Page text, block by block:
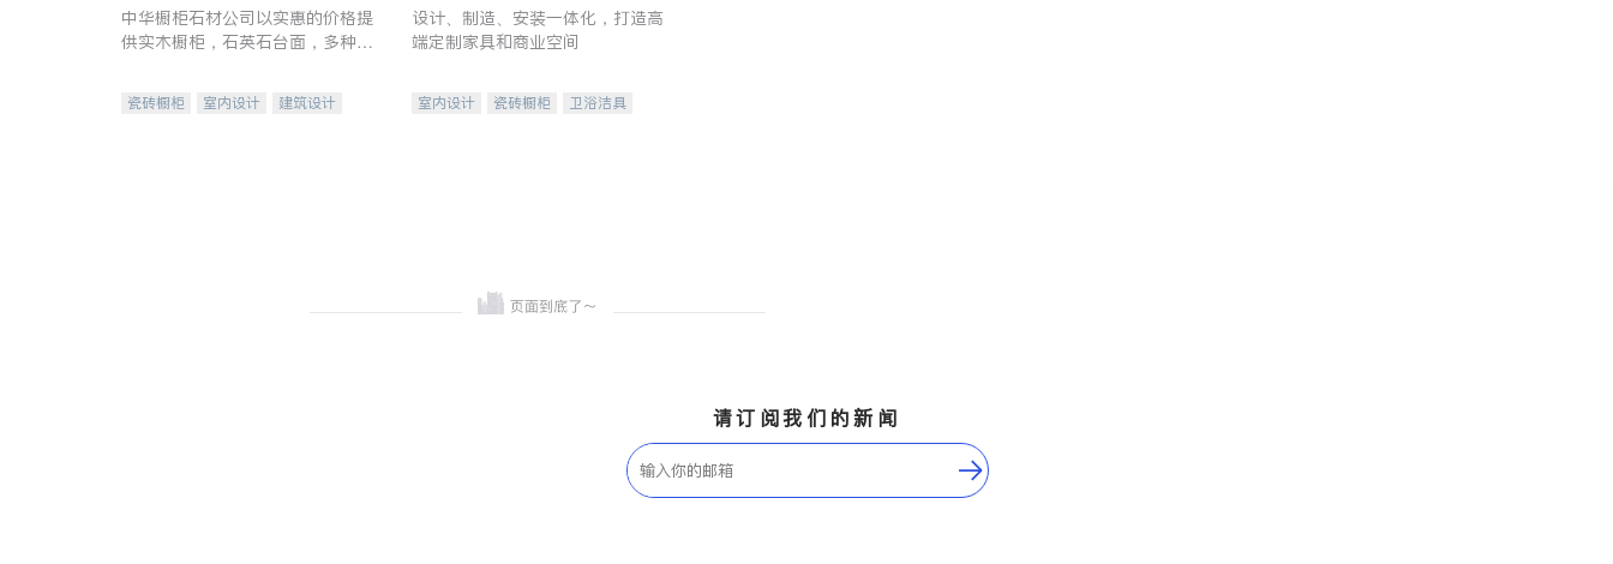
中华橱柜石材公司以实惠的价格提
供实木橱柜，石英石台面，多种优
机。品质厨房，家的选择。
瓷砖橱柜 室内设计
建筑设计
设计、制造、安装一体化，打造高
端定制家具和商业空间
室内设计 瓷砖橱柜
卫浴洁具
请订阅我们的新闻